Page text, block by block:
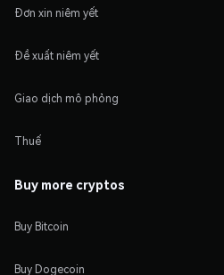
Đơn xin niêm yết
Đề xuất niêm yết
Giao dịch mô phỏng
Thuế
Buy more cryptos
Buy Bitcoin
Buy Dogecoin